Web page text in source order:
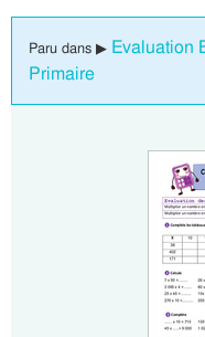
Paru dans ▶ Evaluation
Primaire